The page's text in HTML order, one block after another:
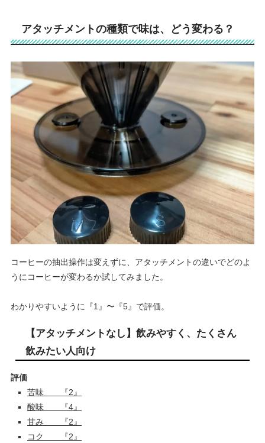
アタッチメントの種類で味は、どう変わる？
コーヒーの抽出操作は変えずに、アタッチメントの違いでどのよ
うにコーヒーが変わるか試してみました。
わかりやすいように『1』〜『5』で評価。
【アタッチメントなし】飲みやすく、たくさん
飲みたい人向け
評価
苦味 『2』
酸味 『4』
甘み 『2』
コク 『2』